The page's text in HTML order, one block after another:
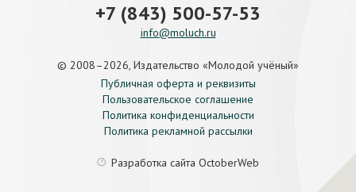
+7 (843) 500-57-53
info@moluch.ru
© 2008–2026, Издательство «Молодой учёный»
Публичная оферта и реквизиты
Пользовательское соглашение
Политика конфиденциальности
Политика рекламной рассылки
Разработка сайта OctoberWeb